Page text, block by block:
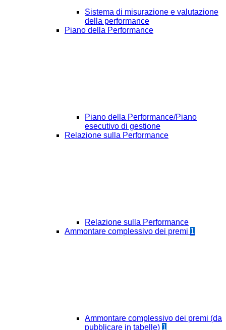
Sistema di misurazione e valutazione
della performance
Piano della Performance
Piano della Performance/Piano
esecutivo di gestione
Relazione sulla Performance
Relazione sulla Performance
Ammontare complessivo dei premi 1
Ammontare complessivo dei premi (da
pubblicare in tabelle) 1